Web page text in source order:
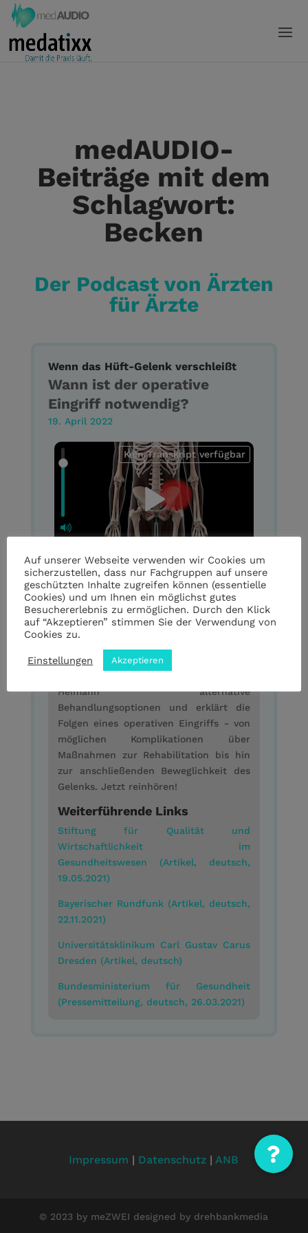
medAUDIO-
Beiträge mit dem
Schlagwort:
Becken
Der Podcast von Ärzten
für Ärzte
Wenn das Hüft-Gelenk verschleißt
Wann ist der operative
Eingriff notwendig?
19. April 2022
Kein Transkript verfügbar
Die Entscheidung für eine Operation ist
generell schwerwiegend, insbesondere
wenn es um große Operationen geht -
mit Redaktionsleiterin Inka Lude
Heimann alternative
Behandlungsoptionen und erklärt die
Folgen eines operativen Eingriffs - von
möglichen Komplikationen über
Maßnahmen zur Rehabilitation bis hin
zur anschließenden Beweglichkeit des
Gelenks. Jetzt reinhören!
Weiterführende Links
Stiftung für Qualität und
Wirtschaftlichkeit im
Gesundheitswesen (Artikel, deutsch,
19.05.2021)
Bayerischer Rundfunk (Artikel, deutsch,
22.11.2021)
Universitätsklinikum Carl Gustav Carus
Dresden (Artikel, deutsch)
Bundesministerium für Gesundheit
(Pressemitteilung, deutsch, 26.03.2021)
Impressum | Datenschutz |ANB
© 2023 by meZWEI designed by drehbankmedia
Auf unserer Webseite verwenden wir Cookies um
sicherzustellen, dass nur Fachgruppen auf unsere
geschützten Inhalte zugreifen können (essentielle
Cookies) und um Ihnen ein möglichst gutes
Besuchererlebnis zu ermöglichen. Durch den Klick
auf “Akzeptieren” stimmen Sie der Verwendung von
Cookies zu.
Einstellungen Akzeptieren